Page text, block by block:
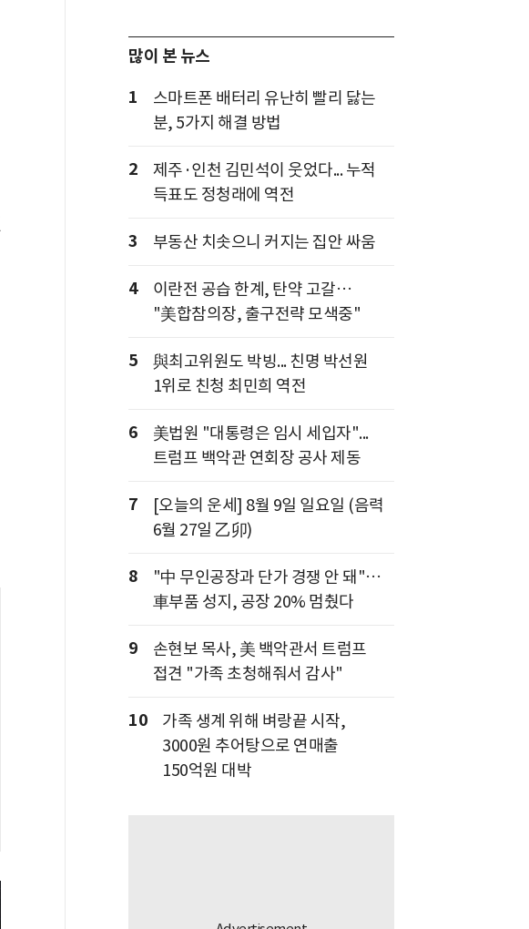
많이 본 뉴스
1
스마트폰 배터리 유난히 빨리 닳는
분, 5가지 해결 방법
2
제주·인천 김민석이 웃었다... 누적
득표도 정청래에 역전
3 부동산 치솟으니 커지는 집안 싸움
4
이란전 공습 한계, 탄약 고갈…
"美합참의장, 출구전략 모색중"
5
與최고위원도 박빙... 친명 박선원
1위로 친청 최민희 역전
6
美법원 "대통령은 임시 세입자"...
트럼프 백악관 연회장 공사 제동
7
[오늘의 운세] 8월 9일 일요일 (음력
6월 27일 乙卯)
8
"中 무인공장과 단가 경쟁 안 돼"…
車부품 성지, 공장 20% 멈췄다
9
손현보 목사, 美 백악관서 트럼프
접견 "가족 초청해줘서 감사"
10
가족 생계 위해 벼랑끝 시작,
3000원 추어탕으로 연매출
150억원 대박